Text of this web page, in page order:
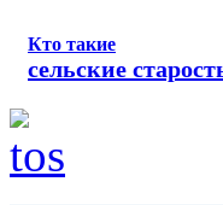
Кто такие
сельские